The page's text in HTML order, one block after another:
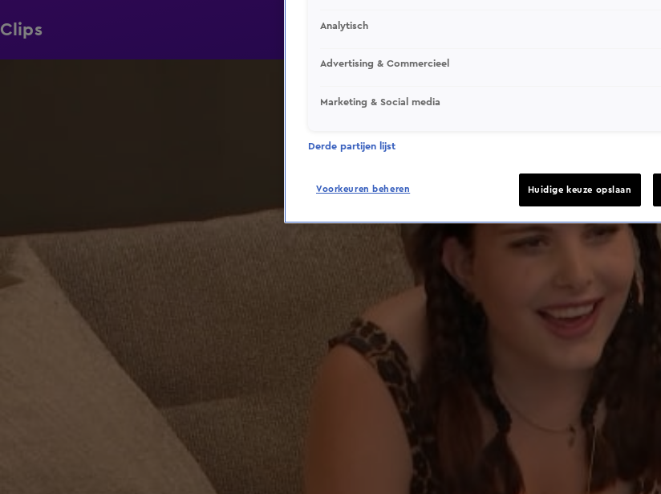
Clips Analytisch
Advertising & Commercieel
Marketing & Social media
Derde partijen lijst
Voorkeuren beheren Huidige keuze opslaan